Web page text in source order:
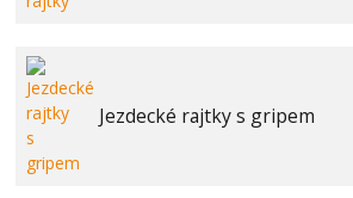
Jezdecké rajtky s gripem